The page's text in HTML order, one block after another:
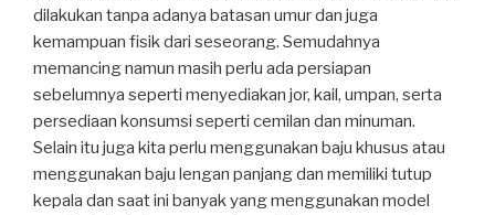
dilakukan tanpa adanya batasan umur dan juga
kemampuan fisik dari seseorang. Semudahnya
memancing namun masih perlu ada persiapan
sebelumnya seperti menyediakan jor, kail, umpan, serta
persediaan konsumsi seperti cemilan dan minuman.
Selain itu juga kita perlu menggunakan baju khusus atau
menggunakan baju lengan panjang dan memiliki tutup
kepala dan saat ini banyak yang menggunakan model